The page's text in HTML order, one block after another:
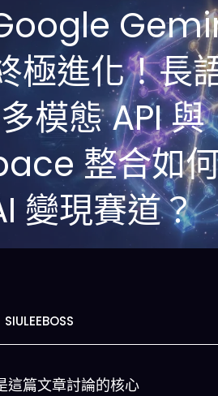
極進化！長
模態 API 與
整合如
變現賽道？
SIULEEBOSS
這篇文章討論的核心